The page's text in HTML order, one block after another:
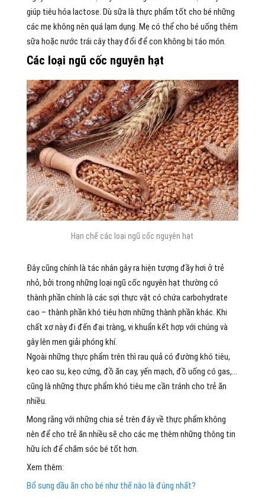
giúp tiêu hóa lactose. Dù sữa là thực phẩm tốt cho bé những
các mẹ không nên quá lạm dụng. Mẹ có thể cho bé uống thêm
sữa hoặc nước trái cây thay đổi để con không bị táo món.
Các loại ngũ cốc nguyên hạt
Hạn chế các loại ngũ cốc nguyên hạt
Đây cũng chính là tác nhân gây ra hiện tượng đầy hơi ở trẻ
nhỏ, bởi trong những loại ngũ cốc nguyên hạt thường có
thành phần chính là các sợi thực vật có chứa carbohydrate
cao – thành phần khó tiêu hơn những thành phần khác. Khi
chất xơ này đi đến đại tràng, vi khuẩn kết hợp với chúng và
gây lên men giải phóng khí.
Ngoài những thực phẩm trên thì rau quả có đường khó tiêu,
kẹo cao su, kẹo cứng, đồ ăn cay, yến mạch, đồ uống có gas,…
cũng là những thực phẩm khó tiêu mẹ cần tránh cho trẻ ăn
nhiều.
Mong rằng với những chia sẻ trên đây về thực phẩm không
nên để cho trẻ ăn nhiều sẽ cho các mẹ thêm những thông tin
hữu ích để chăm sóc bé tốt hơn.
Xem thêm:
Bổ sung dầu ăn cho bé như thế nào là đúng nhất?